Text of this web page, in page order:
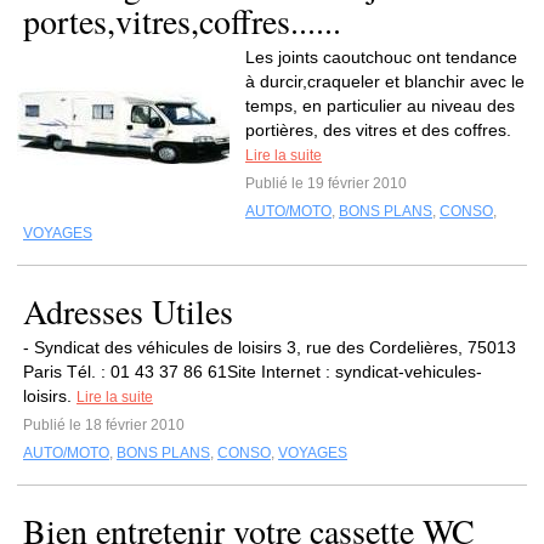
portes,vitres,coffres......
Les joints caoutchouc ont tendance
à durcir,craqueler et blanchir avec le
temps, en particulier au niveau des
portières, des vitres et des coffres.
Lire la suite
Publié le 19 février 2010
AUTO/MOTO, BONS PLANS, CONSO,
VOYAGES
Adresses Utiles
- Syndicat des véhicules de loisirs 3, rue des Cordelières, 75013
Paris Tél. : 01 43 37 86 61Site Internet : syndicat-vehicules-
loisirs.
Lire la suite
Publié le 18 février 2010
AUTO/MOTO, BONS PLANS, CONSO, VOYAGES
Bien entretenir votre cassette WC